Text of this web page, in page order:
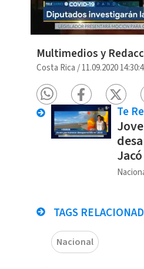
Multimedios y
Costa Rica /11.09.2020
Te
Jacó
TAGS
Nacional